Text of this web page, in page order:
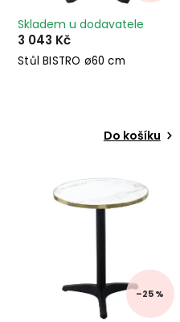
Stůl BISTRO ø60 cm
Skladem u dodavatele
3 043 Kč
Do košíku
–25 %